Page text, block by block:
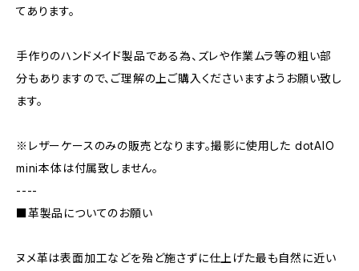
てあります。
手作りのハンドメイド製品である為、ズレや作業ムラ等の粗い部
分もありますので、ご理解の上ご購入くださいますようお願い致し
ます。
※レザーケースのみの販売となります。撮影に使用した dotAIO
mini本体は付属致しません。
----
■革製品についてのお願い
ヌメ革は表面加工などを殆ど施さずに仕上げた最も自然に近い